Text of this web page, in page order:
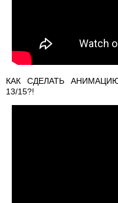
КАК СДЕЛАТЬ
13/15?!